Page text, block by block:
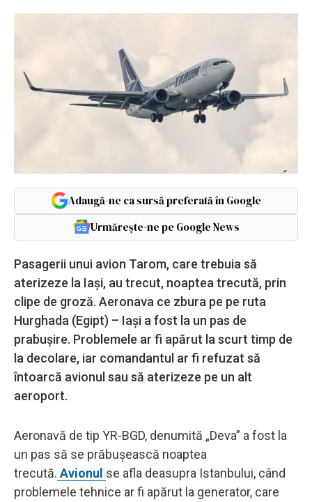
Adaugă-ne ca sursă preferată în Google
Urmărește-ne pe Google News
Pasagerii unui avion Tarom, care trebuia să
aterizeze la Iaşi, au trecut, noaptea trecută, prin
clipe de groză. Aeronava ce zbura pe pe ruta
Hurghada (Egipt) – Iaşi a fost la un pas de
prabuşire. Problemele ar fi apărut la scurt timp de
la decolare, iar comandantul ar fi refuzat să
întoarcă avionul sau să aterizeze pe un alt
aeroport.
Aeronavă de tip YR-BGD, denumită „Deva” a fost la
un pas să se prăbuşească noaptea
trecută. Avionul se afla deasupra Istanbului, când
problemele tehnice ar fi apărut la generator, care